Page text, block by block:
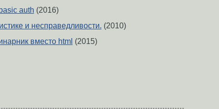
auth (2016)
и несправедливости. (2010)
вместо html (2015)